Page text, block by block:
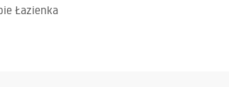
Łazienka